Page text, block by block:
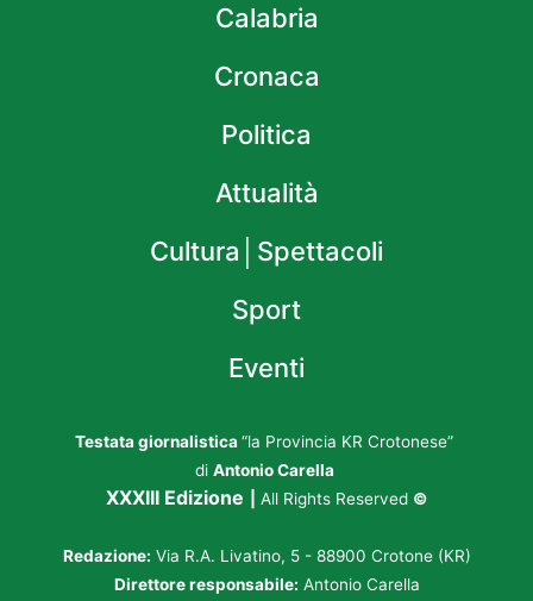
Calabria
Cronaca
Politica
Attualità
Cultura│Spettacoli
Sport
Eventi
Testata giornalistica “la Provincia KR Crotonese”
di Antonio Carella
XXXIII Edizione All Rights Reserved ©
Redazione: Via R.A. Livatino, 5 - 88900 Crotone (KR)
Direttore responsabile: Antonio Carella